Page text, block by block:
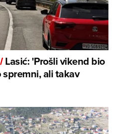
/Lasić: 'Prošli vikend bio
ali takav